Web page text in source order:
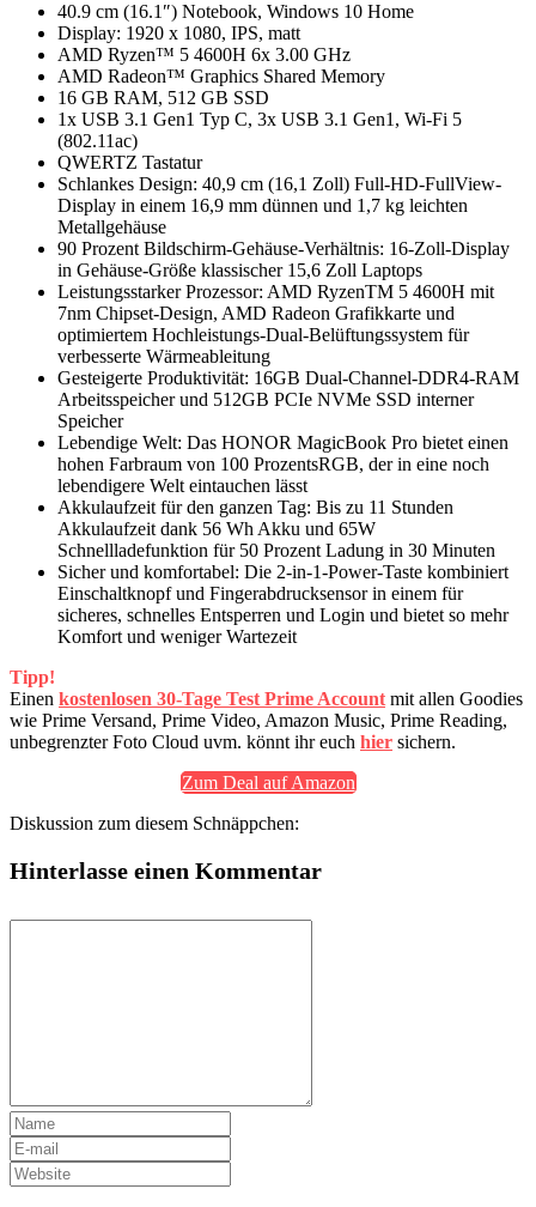
40.9 cm (16.1″) Notebook, Windows 10 Home
Display: 1920 x 1080, IPS, matt
AMD Ryzen™ 5 4600H 6x 3.00 GHz
AMD Radeon™ Graphics Shared Memory
16 GB RAM, 512 GB SSD
1x USB 3.1 Gen1 Typ C, 3x USB 3.1 Gen1, Wi-Fi 5
(802.11ac)
QWERTZ Tastatur
Schlankes Design: 40,9 cm (16,1 Zoll) Full-HD-FullView-
Display in einem 16,9 mm dünnen und 1,7 kg leichten
Metallgehäuse
90 Prozent Bildschirm-Gehäuse-Verhältnis: 16-Zoll-Display
in Gehäuse-Größe klassischer 15,6 Zoll Laptops
Leistungsstarker Prozessor: AMD RyzenTM 5 4600H mit
7nm Chipset-Design, AMD Radeon Grafikkarte und
optimiertem Hochleistungs-Dual-Belüftungssystem für
verbesserte Wärmeableitung
Gesteigerte Produktivität: 16GB Dual-Channel-DDR4-RAM
Arbeitsspeicher und 512GB PCIe NVMe SSD interner
Speicher
Lebendige Welt: Das HONOR MagicBook Pro bietet einen
hohen Farbraum von 100 ProzentsRGB, der in eine noch
lebendigere Welt eintauchen lässt
Akkulaufzeit für den ganzen Tag: Bis zu 11 Stunden
Akkulaufzeit dank 56 Wh Akku und 65W
Schnellladefunktion für 50 Prozent Ladung in 30 Minuten
Sicher und komfortabel: Die 2-in-1-Power-Taste kombiniert
Einschaltknopf und Fingerabdrucksensor in einem für
sicheres, schnelles Entsperren und Login und bietet so mehr
Komfort und weniger Wartezeit
Tipp!
Einen kostenlosen 30-Tage Test Prime Account mit allen Goodies
wie Prime Versand, Prime Video, Amazon Music, Prime Reading,
unbegrenzter Foto Cloud uvm. könnt ihr euch hier sichern.
Zum Deal auf Amazon
Diskussion zum diesem Schnäppchen:
Hinterlasse einen Kommentar